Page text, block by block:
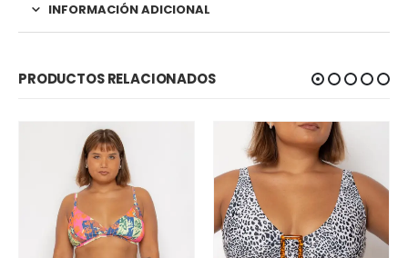
INFORMACIÓN ADICIONAL
PRODUCTOS RELACIONADOS